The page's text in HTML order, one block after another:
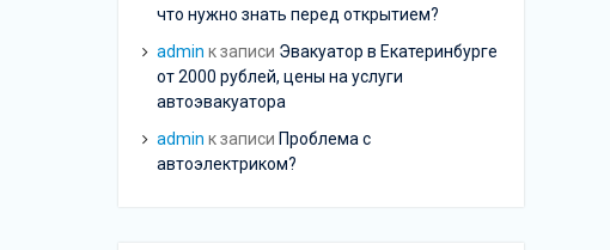
что нужно знать перед открытием?
admin к записи Эвакуатор в Екатеринбурге
от 2000 рублей, цены на услуги
автоэвакуатора
admin к записи Проблема с
автоэлектриком?